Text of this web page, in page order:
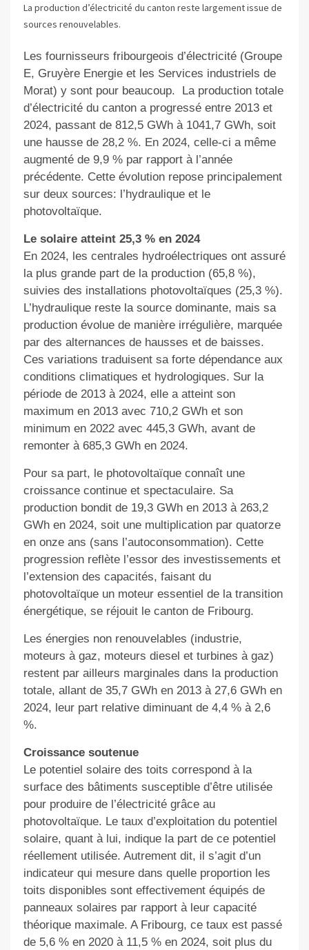
La production d’électricité du canton reste largement issue de
sources renouvelables.
Les fournisseurs fribourgeois d’électricité (Groupe
E, Gruyère Energie et les Services industriels de
Morat) y sont pour beaucoup.
La production totale
d’électricité du canton a progressé entre 2013 et
2024, passant de 812,5 GWh à 1041,7 GWh, soit
une hausse de 28,2 %. En 2024, celle-ci a même
augmenté de 9,9 % par rapport à l’année
précédente. Cette évolution repose principalement
sur deux sources: l’hydraulique et le
photovoltaïque.
Le solaire atteint 25,3 % en 2024
En 2024, les centrales hydroélectriques ont assuré
la plus grande part de la production (65,8 %),
suivies des installations photovoltaïques (25,3 %).
L’hydraulique reste la source dominante, mais sa
production évolue de manière irrégulière, marquée
par des alternances de hausses et de baisses.
Ces variations traduisent sa forte dépendance aux
conditions climatiques et hydrologiques. Sur la
période de 2013 à 2024, elle a atteint son
maximum en 2013 avec 710,2 GWh et son
minimum en 2022 avec 445,3 GWh, avant de
remonter à 685,3 GWh en 2024.
Pour sa part, le photovoltaïque connaît une
croissance continue et spectaculaire. Sa
production bondit de 19,3 GWh en 2013 à 263,2
GWh en 2024, soit une multiplication par quatorze
en onze ans (sans l’autoconsommation). Cette
progression reflète l’essor des investissements et
l’extension des capacités, faisant du
photovoltaïque un moteur essentiel de la transition
énergétique, se réjouit le canton de Fribourg.
Les énergies non renouvelables (industrie,
moteurs à gaz, moteurs diesel et turbines à gaz)
restent par ailleurs marginales dans la production
totale, allant de 35,7 GWh en 2013 à 27,6 GWh en
2024, leur part relative diminuant de 4,4 % à 2,6
%.
Croissance soutenue
Le potentiel solaire des toits correspond à la
surface des bâtiments susceptible d’être utilisée
pour produire de l’électricité grâce au
photovoltaïque. Le taux d’exploitation du potentiel
solaire, quant à lui, indique la part de ce potentiel
réellement utilisée. Autrement dit, il s’agit d’un
indicateur qui mesure dans quelle proportion les
toits disponibles sont effectivement équipés de
panneaux solaires par rapport à leur capacité
théorique maximale. A Fribourg, ce taux est passé
de 5,6 % en 2020 à 11,5 % en 2024, soit plus du